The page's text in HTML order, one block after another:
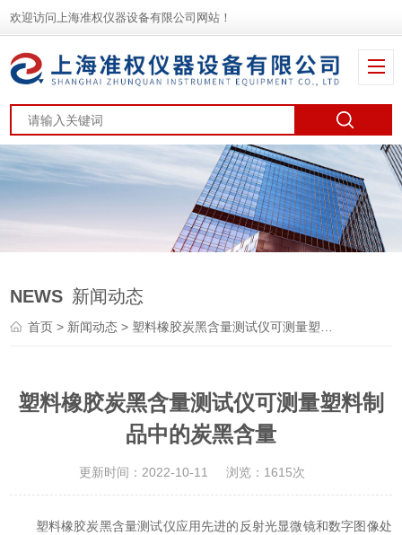
欢迎访问上海准权仪器设备有限公司网站！
NEWS 新闻动态
首页 > 新闻动态 > 塑料橡胶炭黑含量测试仪可测量塑料制品中的炭黑含量
塑料橡胶炭黑含量测试仪可测量塑料制
品中的炭黑含量
更新时间：2022-10-11 浏览：1615次
塑料橡胶炭黑含量测试仪应用先进的反射光显微镜和数字图像处